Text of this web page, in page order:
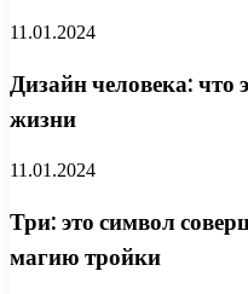
11.01.2024
Дизайн человека: что
жизни
11.01.2024
Три: это символ
магию тройки